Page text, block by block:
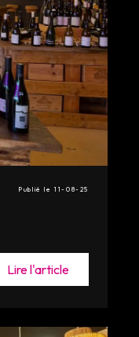
Publié le 11-08-25
Lire l'article